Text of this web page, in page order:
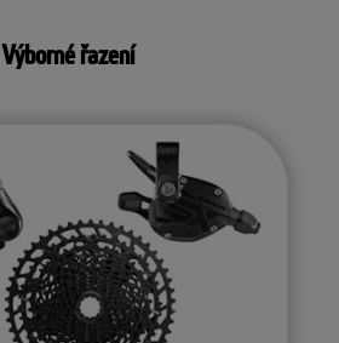
Výborné řazení